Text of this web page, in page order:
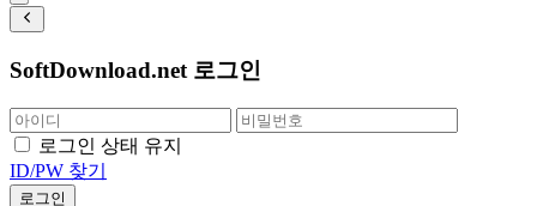
SoftDownload.net 로그인
로그인 상태 유지
ID/PW 찾기
로그인